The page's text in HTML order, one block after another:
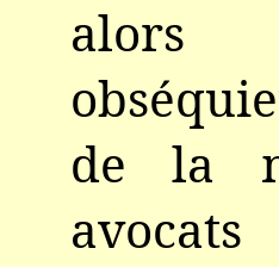
de la